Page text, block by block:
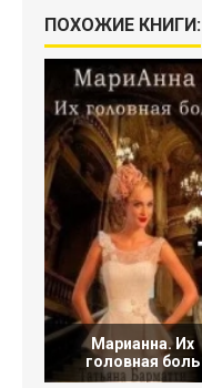
ПОХОЖИЕ КНИГИ:
Марианна. Их
головная боль